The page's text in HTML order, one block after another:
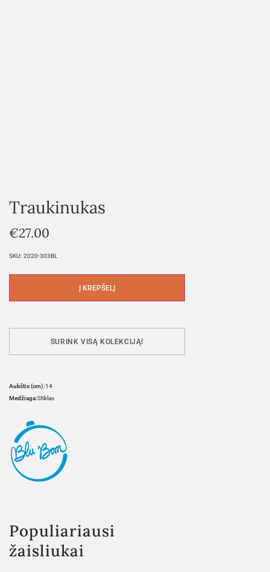
Traukinukas
€27.00
SKU: 2020-303BL
Į KREPŠELĮ
SURINK VISĄ KOLEKCIJĄ!
Aukštis (cm):14
Medžiaga:Stiklas
Populiariausi
žaisliukai